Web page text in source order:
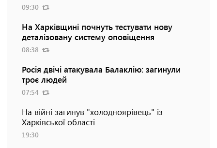
09:30
На Харківщині почнуть тестувати нову
деталізовану систему оповіщення
08:38
Росія двічі атакувала Балаклію: загинули
троє людей
07:54
На війні загинув "холодноярівець" із
Харківської області
19:30